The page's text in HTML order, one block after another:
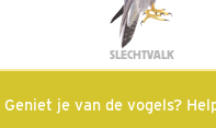
SLECHTVALK
Geniet je van de vogels?